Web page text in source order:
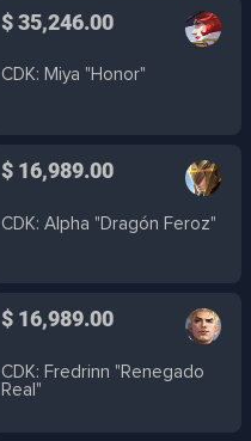
$ 35,246.00
CDK: Miya "Honor"
$ 16,989.00
CDK: Alpha "Dragón Feroz"
$ 16,989.00
CDK: Fredrinn "Renegado
Real"